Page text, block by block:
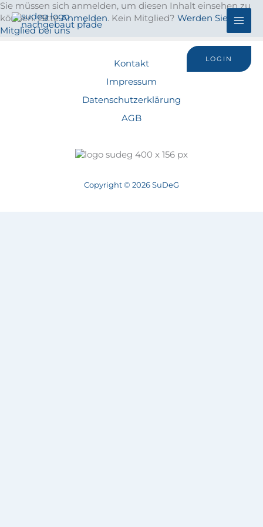
Zum
Inhalt
springen
LOGIN
Sie müssen sich anmelden, um diesen Inhalt einsehen zu
können. BitteAnmelden. Kein Mitglied? Werden Sie
Mitglied bei uns
Kontakt
Impressum
Datenschutzerklärung
AGB
Copyright © 2026 SuDeG